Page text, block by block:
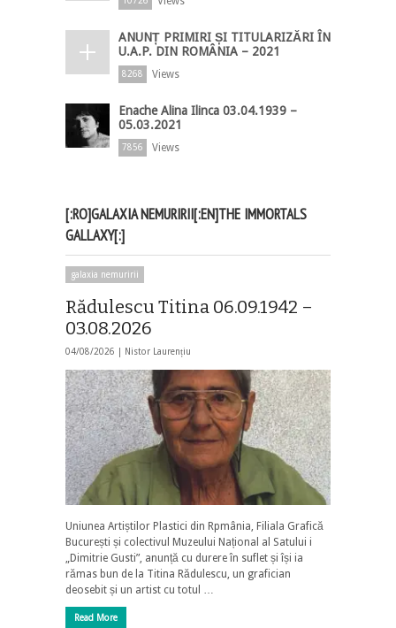
ANUNȚ PRIMIRI ȘI TITULARIZĂRI ÎN
U.A.P. DIN ROMÂNIA – 2021
8268 Views
Enache Alina Ilinca 03.04.1939 –
05.03.2021
7856 Views
[:RO]GALAXIA NEMURIRII[:EN]THE IMMORTALS
GALLAXY[:]
galaxia nemuririi
Rădulescu Titina 06.09.1942 –
03.08.2026
04/08/2026 | Nistor Laurențiu
Uniunea Artiștilor Plastici din Rpmânia, Filiala Grafică
București și colectivul Muzeului Național al Satului i
„Dimitrie Gusti”, anunță cu durere în suflet și își ia
rămas bun de la Titina Rădulescu, un grafician
deosebit și un artist cu totul …
Read More